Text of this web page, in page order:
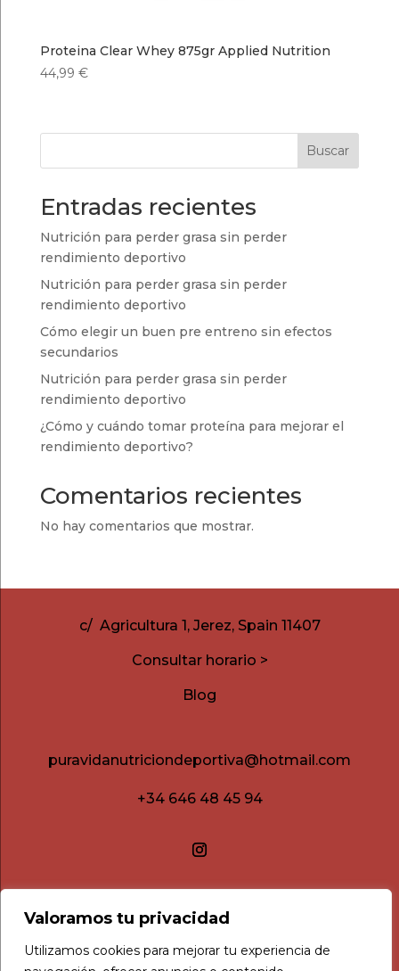
Valoramos tu privacidad
Utilizamos cookies para mejorar tu experiencia de
Proteina Clear Whey 875gr Applied Nutrition
44,99 €
Buscar
Entradas recientes
Nutrición para perder grasa sin perder
rendimiento deportivo
Nutrición para perder grasa sin perder
rendimiento deportivo
Cómo elegir un buen pre entreno sin efectos
secundarios
Nutrición para perder grasa sin perder
rendimiento deportivo
¿Cómo y cuándo tomar proteína para mejorar el
rendimiento deportivo?
Comentarios recientes
No hay comentarios que mostrar.
c/ Agricultura 1, Jerez, Spain 11407
Consultar horario >
Blog
puravidanutriciondeportiva@hotmail.com
+34 646 48 45 94